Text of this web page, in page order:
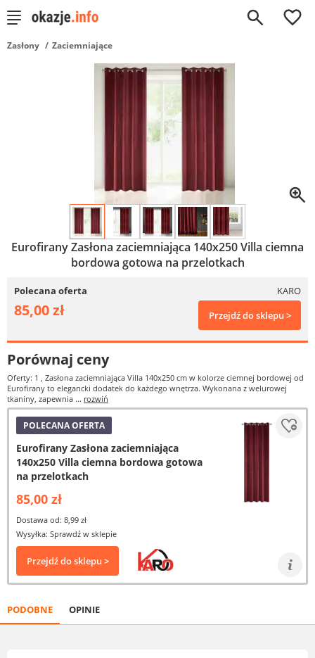
0
Zasłony Zaciemniające
Eurofirany Zasłona zaciemniająca 140x250 Villa ciemna
bordowa gotowa na przelotkach
Polecana oferta KARO
85,00 zł Przejdź do sklepu >
Porównaj ceny
Oferty: 1 , Zasłona zaciemniająca Villa 140x250 cm w kolorze ciemnej bordowej od
Eurofirany to elegancki dodatek do każdego wnętrza. Wykonana z welurowej
tkaniny, zapewnia ... rozwiń
POLECANA OFERTA
Eurofirany Zasłona zaciemniająca
140x250 Villa ciemna bordowa gotowa
na przelotkach
85,00 zł
Dostawa od: 8,99 zł
Wysyłka: Sprawdź w sklepie
Przejdź do sklepu >
PODOBNE OPINIE